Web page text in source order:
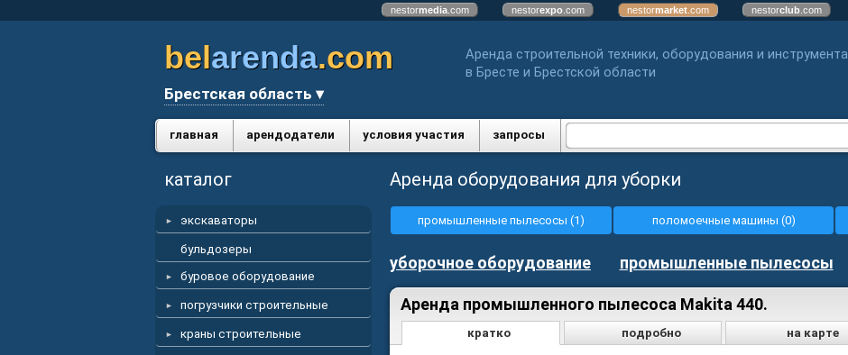
nestormedia .com nestorexpo .com nestormarket .com nestorclub .com
belarenda.com
Брестская область ▾
Аренда строительной техники, оборудования и инструмента
в Бресте и Брестской области
главная арендодатели условия участия запросы
каталог
экскаваторы
бульдозеры
буровое оборудование
погрузчики строительные
краны строительные
Аренда оборудования для уборки
промышленные пылесосы (1) поломоечные машины (0)
уборочное оборудование промышленные пылесосы
Аренда промышленного пылесоса Makita 440.
кратко подробно на карте